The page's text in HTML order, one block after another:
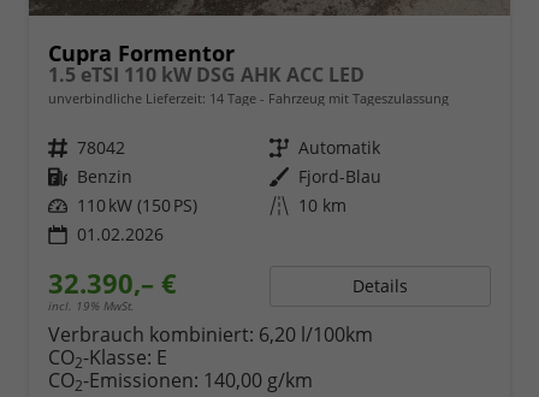
Cupra Formentor
1.5 eTSI 110 kW DSG AHK ACC LED
unverbindliche Lieferzeit: 14 Tage Fahrzeug mit Tageszulassung
Fahrzeugnr. 78042 Getriebe Automatik
Kraftstoff Benzin Außenfarbe Fjord-Blau
Leistung 110 kW (150 PS) Kilometerstand 10 km
01.02.2026
32.390,– €
incl. 19% MwSt.
Details
Verbrauch kombiniert: 6,20 l/100km
CO2-Klasse: E
CO2-Emissionen: 140,00 g/km